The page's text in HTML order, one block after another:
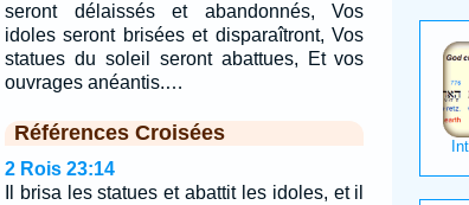
seront délaissés et abandonnés, Vos
idoles seront brisées et disparaîtront, Vos
statues du soleil seront abattues, Et vos
ouvrages anéantis.…
Références Croisées
2 Rois 23:14
Il brisa les statues et abattit les idoles, et il